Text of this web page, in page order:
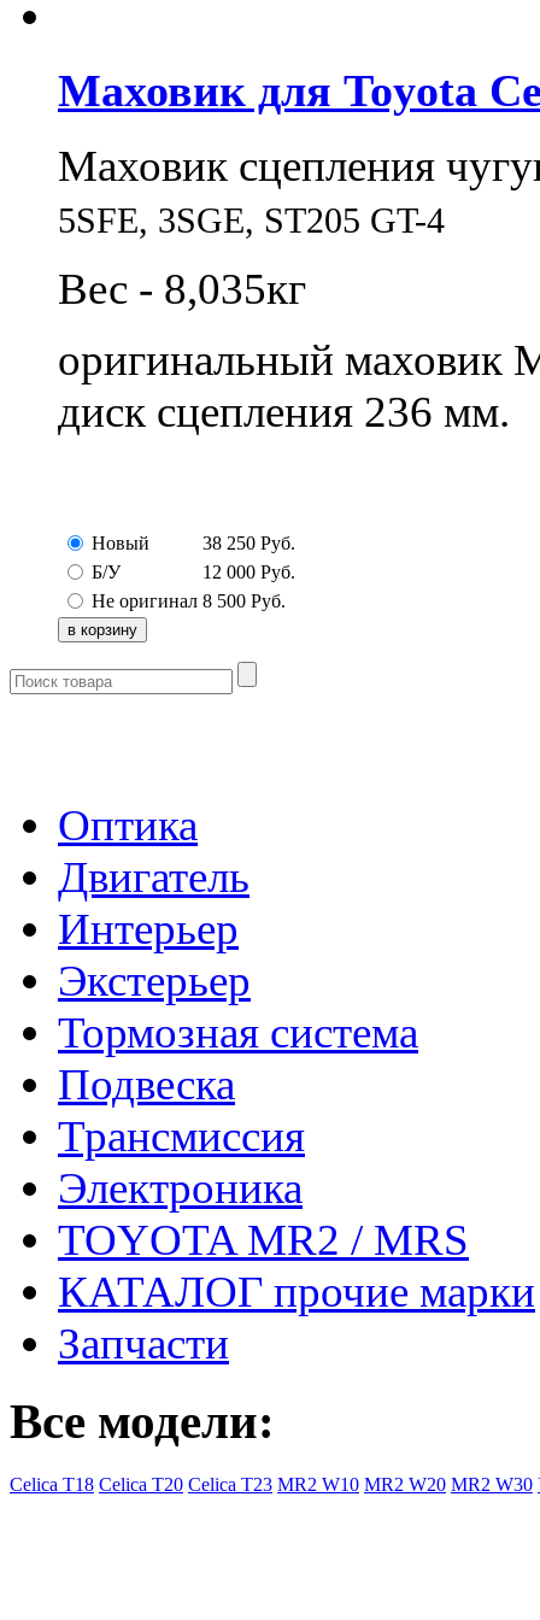
Маховик для Toyota
Маховик сцепления
5SFE, 3SGE, ST205 GT-4
Вес - 8,035кг
оригинальный маховик
диск сцепления 236 мм.
Новый 38 250 Руб.
Б/У
12 000 Руб.
Не оригинал 8 500 Руб.
Оптика
Двигатель
Интерьер
Экстерьер
Тормозная система
Подвеска
Трансмиссия
Электроника
TOYOTA MR2 / MRS
КАТАЛОГ прочие марки
Запчасти
Все модели:
Celica T18 Celica T20 Celica T23 MR2 W10 MR2 W20 MR2 W30